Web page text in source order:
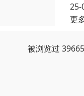
25-
更
被浏览过